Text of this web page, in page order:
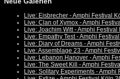
Live: Eisbrecher - Amphi Festival
Live: Clan of Xymox - Amphi
Live: Joachim Witt - Amphi
Live: Empathy Test - Amphi
Live: Diary of Dreams - Amphi
Live: Assemblage 23 - Amphi
Live: Lebanon Hanover - Amphi
Live: The Sweet Kill - Amphi
Live: Solitary Experiments - Amphi